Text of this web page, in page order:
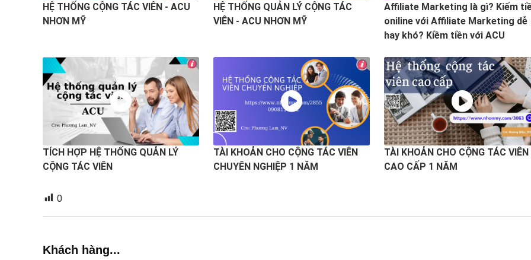
HỆ THỐNG CỘNG TÁC VIÊN - ACU
NHƠN MỸ
HỆ THỐNG QUẢN LÝ CỘNG TÁC
VIÊN - ACU NHƠN MỸ
Affiliate Marketing là gì? Kiếm
oniline với Affiliate Marketing dễ
hay khó? Kiềm tiền với ACU
TÍCH HỢP HỆ THỐNG QUẢN LÝ
CỘNG TÁC VIÊN
TÀI KHOẢN CHO CỘNG TÁC VIÊN
CHUYÊN NGHIỆP 1 NĂM
TÀI KHOẢN CHO CỘNG TÁC VIÊN
CAO CẤP 1 NĂM
0
Khách hàng...